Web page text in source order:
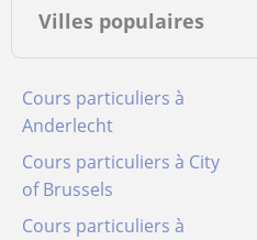
Villes populaires
Cours particuliers à
Anderlecht
Cours particuliers à City
of Brussels
Cours particuliers à